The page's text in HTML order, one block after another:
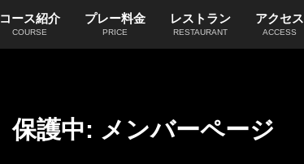
コース紹介
COURSE
プレー料金
PRICE
レストラン
RESTAURANT
アクセス
ACCESS
保護中: メンバーページ